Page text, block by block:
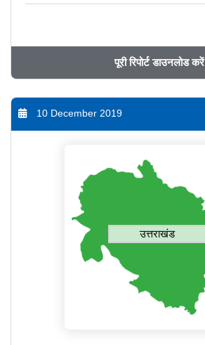
पूरी रिपोर्ट डाउनलोड करें
10 December 2019
उत्तराखंड